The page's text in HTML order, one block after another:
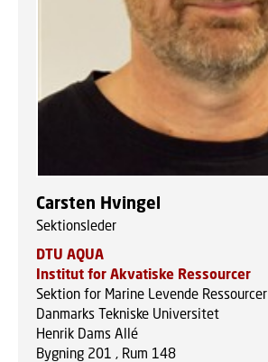
Carsten Hvingel
Sektionsleder
DTU AQUA
Institut for Akvatiske Ressourcer
Sektion for Marine Levende Ressourcer
Danmarks Tekniske Universitet
Henrik Dams Allé
Bygning 201 , Rum 148